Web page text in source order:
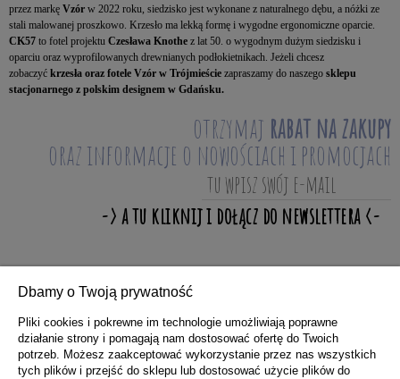
przez markę Vzór w 2022 roku, siedzisko jest wykonane z naturalnego dębu, a nóżki ze
stali malowanej proszkowo. Krzesło ma lekką formę i wygodne ergonomiczne oparcie.
CK57 to fotel projektu Czesława Knothe z lat 50. o wygodnym dużym siedzisku i
oparciu oraz wyprofilowanych drewnianych podłokietnikach. Jeżeli chcesz
zobaczyć krzesła oraz fotele Vzór w Trójmieście zapraszamy do naszego sklepu
stacjonarnego z polskim designem w Gdańsku.
otrzymaj rabat na zakupy
oraz informacje o nowościach i promocjach
ZAKUPY
POMOC
Dbamy o Twoją prywatność
Pliki cookies i pokrewne im technologie umożliwiają poprawne
działanie strony i pomagają nam dostosować ofertę do Twoich
potrzeb. Możesz zaakceptować wykorzystanie przez nas wszystkich
tych plików i przejść do sklepu lub dostosować użycie plików do